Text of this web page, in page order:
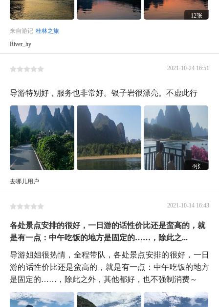
12张
来自游记 桂林之旅
River_hy
2021-10-24 16:51
导游特别好，服务也非常好。银子岩很漂亮。不虚此行
4张
去哪儿用户
2021-10-14 16:43
各处景点安排的很好，一日游的话性价比还是蛮高的，就
是有一点：中午吃饭的地方是固定的……，除此之...
导游姐姐很热情，全程带队，各处景点安排的很好，一日
游的话性价比还是蛮高的，就是有一点：中午吃饭的地方
是固定的……，除此之外，其他都好，也不强制消费～